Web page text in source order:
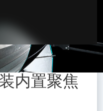
内置聚焦